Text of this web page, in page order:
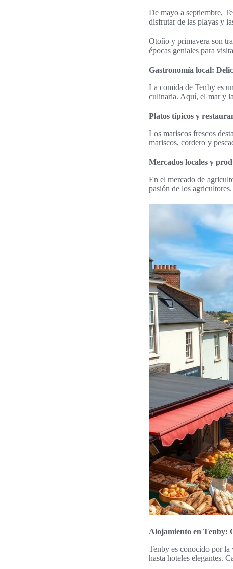
De mayo a septiembre,
disfrutar de las playas y
Otoño y primavera son
épocas geniales para
Gastronomía local:
La comida de Tenby es
culinaria. Aquí, el mar y
Platos típicos y
Los mariscos frescos
mariscos, cordero y
Mercados locales y
En el mercado de
pasión de los
Alojamiento en Tenby:
Tenby es conocido por la
hasta hoteles elegantes.